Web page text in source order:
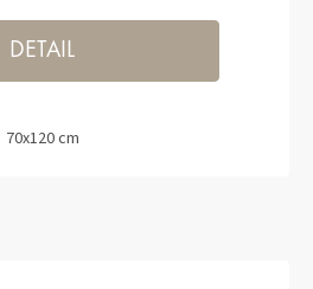
DETAIL
70x120 cm